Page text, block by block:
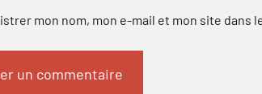
mon nom, mon e-mail et mon site dans